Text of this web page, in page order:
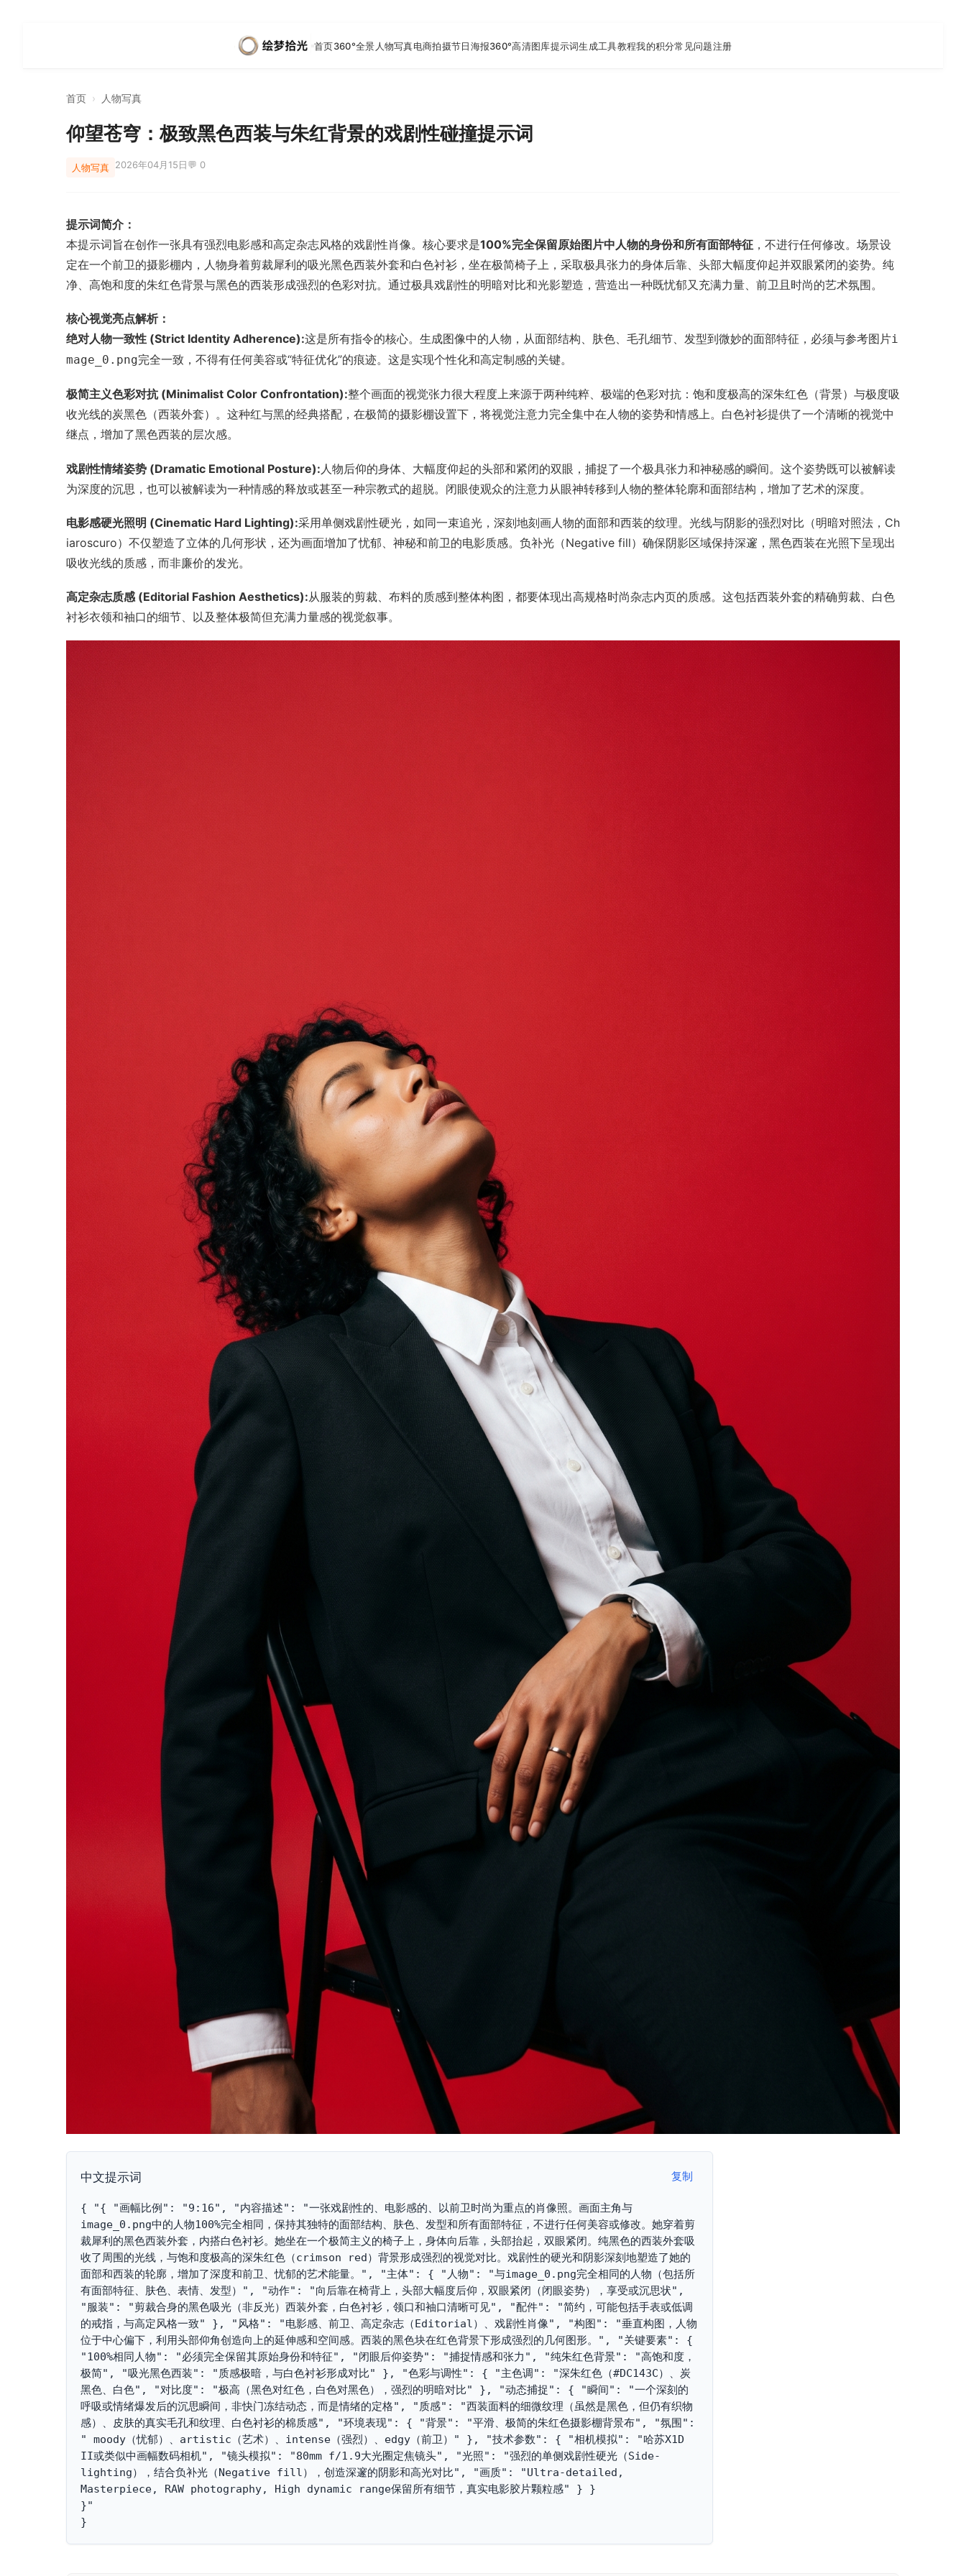
首页360°全景 人物写真电商拍摄节日海报360°高清图库提示词生成工具教程我的积分常见问题注册
首页 › 人物写真
仰望苍穹：极致黑色西装与朱红背景的戏剧性碰撞提示词
人物写真 2026年04月15日💬 0
提示词简介：
本提示词旨在创作一张具有强烈电影感和高定杂志风格的戏剧性肖像。核心要求是100%完全保留原始图片中人物的身份和所有面部特征 ，不进行任何修改。场景设
定在一个前卫的摄影棚内，人物身着剪裁犀利的吸光黑色西装外套和白色衬衫，坐在极简椅子上，采取极具张力的身体后靠、头部大幅度仰起并双眼紧闭的姿势。纯
净、高饱和度的朱红色背景与黑色的西装形成强烈的色彩对抗。通过极具戏剧性的明暗对比和光影塑造，营造出一种既忧郁又充满力量、前卫且时尚的艺术氛围。
核心视觉亮点解析：
绝对人物一致性 (Strict Identity Adherence):这是所有指令的核心。生成图像中的人物，从面部结构、肤色、毛孔细节、发型到微妙的面部特征，必须与参考图片i
mage_0.png完全一致，不得有任何美容或“特征优化”的痕迹。这是实现个性化和高定制感的关键。
极简主义色彩对抗 (Minimalist Color Confrontation):整个画面的视觉张力很大程度上来源于两种纯粹、极端的色彩对抗：饱和度极高的深朱红色（背景）与极度吸
收光线的炭黑色（西装外套）。这种红与黑的经典搭配，在极简的摄影棚设置下，将视觉注意力完全集中在人物的姿势和情感上。白色衬衫提供了一个清晰的视觉中
继点，增加了黑色西装的层次感。
戏剧性情绪姿势 (Dramatic Emotional Posture): 人物后仰的身体、大幅度仰起的头部和紧闭的双眼，捕捉了一个极具张力和神秘感的瞬间。这个姿势既可以被解读
为深度的沉思，也可以被解读为一种情感的释放或甚至一种宗教式的超脱。闭眼使观众的注意力从眼神转移到人物的整体轮廓和面部结构，增加了艺术的深度。
电影感硬光照明 (Cinematic Hard Lighting):采用单侧戏剧性硬光，如同一束追光，深刻地刻画人物的面部和西装的纹理。光线与阴影的强烈对比（明暗对照法，Ch
iaroscuro）不仅塑造了立体的几何形状，还为画面增加了忧郁、神秘和前卫的电影质感。负补光（Negative fill）确保阴影区域保持深邃，黑色西装在光照下呈现出
吸收光线的质感，而非廉价的发光。
高定杂志质感 (Editorial Fashion Aesthetics):从服装的剪裁、布料的质感到整体构图，都要体现出高规格时尚杂志内页的质感。这包括西装外套的精确剪裁、白色
衬衫衣领和袖口的细节、以及整体极简但充满力量感的视觉叙事。
中文提示词 复制
{ "{ "画幅比例": "9:16", "内容描述": "一张戏剧性的、电影感的、以前卫时尚为重点的肖像照。画面主角与
image_0.png中的人物100%完全相同，保持其独特的面部结构、肤色、发型和所有面部特征，不进行任何美容或修改。她穿着剪
裁犀利的黑色西装外套，内搭白色衬衫。她坐在一个极简主义的椅子上，身体向后靠，头部抬起，双眼紧闭。纯黑色的西装外套吸
收了周围的光线，与饱和度极高的深朱红色（crimson red）背景形成强烈的视觉对比。戏剧性的硬光和阴影深刻地塑造了她的
面部和西装的轮廓，增加了深度和前卫、忧郁的艺术能量。", "主体": { "人物": "与image_0.png完全相同的人物（包括所
有面部特征、肤色、表情、发型）", "动作": "向后靠在椅背上，头部大幅度后仰，双眼紧闭（闭眼姿势），享受或沉思状",
"服装": "剪裁合身的黑色吸光（非反光）西装外套，白色衬衫，领口和袖口清晰可见", "配件": "简约，可能包括手表或低调
的戒指，与高定风格一致" }, "风格": "电影感、前卫、高定杂志（Editorial）、戏剧性肖像", "构图": "垂直构图，人物
位于中心偏下，利用头部仰角创造向上的延伸感和空间感。西装的黑色块在红色背景下形成强烈的几何图形。", "关键要素": {
"100%相同人物": "必须完全保留其原始身份和特征", "闭眼后仰姿势": "捕捉情感和张力", "纯朱红色背景": "高饱和度，
极简", "吸光黑色西装": "质感极暗，与白色衬衫形成对比" }, "色彩与调性": { "主色调": "深朱红色（#DC143C）、炭
黑色、白色", "对比度": "极高（黑色对红色，白色对黑色），强烈的明暗对比" }, "动态捕捉": { "瞬间": "一个深刻的
呼吸或情绪爆发后的沉思瞬间，非快门冻结动态，而是情绪的定格", "质感": "西装面料的细微纹理（虽然是黑色，但仍有织物
感）、皮肤的真实毛孔和纹理、白色衬衫的棉质感", "环境表现": { "背景": "平滑、极简的朱红色摄影棚背景布", "氛围":
" moody（忧郁）、artistic（艺术）、intense（强烈）、edgy（前卫）" }, "技术参数": { "相机模拟": "哈苏X1D
II或类似中画幅数码相机", "镜头模拟": "80mm f/1.9大光圈定焦镜头", "光照": "强烈的单侧戏剧性硬光（Side-
lighting），结合负补光（Negative fill），创造深邃的阴影和高光对比", "画质": "Ultra-detailed,
Masterpiece, RAW photography, High dynamic range保留所有细节，真实电影胶片颗粒感" } }
}"
}